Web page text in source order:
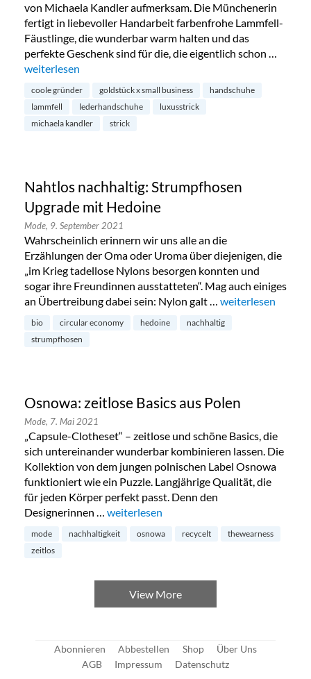
von Michaela Kandler aufmerksam. Die Münchenerin
fertigt in liebevoller Handarbeit farbenfrohe Lammfell-
Fäustlinge, die wunderbar warm halten und das
perfekte Geschenk sind für die, die eigentlich schon …
„Handgemachte Lammfell-Handschuhe von Michaela
weiterlesen
coole gründer goldstück x small business
handschuhe
lammfell
lederhandschuhe
luxusstrick
michaela kandler
strick
Nahtlos nachhaltig: Strumpfhosen
Upgrade mit Hedoine
Mode, 9. September 2021
Wahrscheinlich erinnern wir uns alle an die
Erzählungen der Oma oder Uroma über diejenigen, die
„im Krieg tadellose Nylons besorgen konnten und
sogar ihre Freundinnen ausstatteten“. Mag auch einiges
an Übertreibung dabei sein: Nylon galt … „Nahtlos
weiterlesen
bio circular economy hedoine
nachhaltig
strumpfhosen
Osnowa: zeitlose Basics aus Polen
Mode, 7. Mai 2021
„Capsule-Clotheset“ – zeitlose und schöne Basics, die
sich untereinander wunderbar kombinieren lassen. Die
Kollektion von dem jungen polnischen Label Osnowa
funktioniert wie ein Puzzle. Langjährige Qualität, die
für jeden Körper perfekt passt. Denn den
Designerinnen … „Osnowa: zeitlose Basics aus Polen“
weiterlesen
mode nachhaltigkeit osnowa recycelt
thewearness
zeitlos
View More
Abonnieren Abbestellen Shop
Über Uns
AGB
Impressum Datenschutz